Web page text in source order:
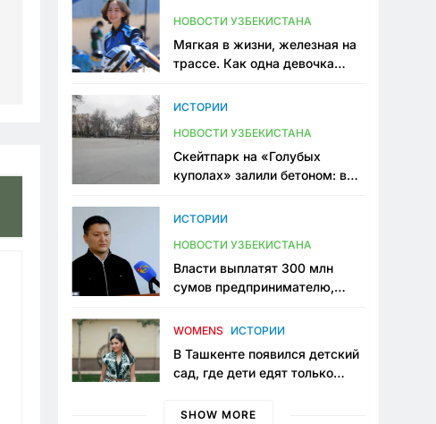
НОВОСТИ УЗБЕКИСТАНА
Мягкая в жизни, железная на
трассе. Как одна девочка
Узбекистане
ИСТОРИИ
НОВОСТИ УЗБЕКИСТАНА
Скейтпарк на «Голубых
куполах» залили бетоном: в
одно общественное
ИСТОРИИ
НОВОСТИ УЗБЕКИСТАНА
Власти выплатят 300 млн
сумов предпринимателю,
тюрьме по незаконному
WOMENS ИСТОРИИ
В Ташкенте появился детский
сад, где дети едят только
мама, которая устала просить
SHOW MORE